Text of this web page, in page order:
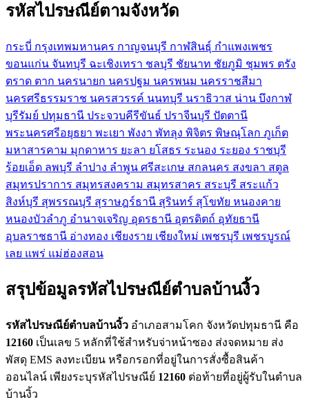
รหัสไปรษณีย์ตามจังหวัด
กระบี่ กรุงเทพมหานคร กาญจนบุรี กาฬสินธุ์ กำแพงเพชร
ขอนแก่น จันทบุรี ฉะเชิงเทรา ชลบุรี ชัยนาท ชัยภูมิ ชุมพร ตรัง
ตราด ตาก นครนายก นครปฐม นครพนม นครราชสีมา
นครศรีธรรมราช นครสวรรค์ นนทบุรี นราธิวาส น่าน บึงกาฬ
บุรีรัมย์ ปทุมธานี ประจวบคีรีขันธ์ ปราจีนบุรี ปัตตานี
พระนครศรีอยุธยา พะเยา พังงา พัทลุง พิจิตร พิษณุโลก ภูเก็ต
มหาสารคาม มุกดาหาร ยะลา ยโสธร ระนอง ระยอง ราชบุรี
ร้อยเอ็ด ลพบุรี ลำปาง ลำพูน ศรีสะเกษ สกลนคร สงขลา สตูล
สมุทรปราการ สมุทรสงคราม สมุทรสาคร สระบุรี สระแก้ว
สิงห์บุรี สุพรรณบุรี สุราษฎร์ธานี สุรินทร์ สุโขทัย หนองคาย
หนองบัวลำภู อำนาจเจริญ อุดรธานี อุตรดิตถ์ อุทัยธานี
อุบลราชธานี อ่างทอง เชียงราย เชียงใหม่ เพชรบุรี เพชรบูรณ์
เลย แพร่ แม่ฮ่องสอน
สรุปข้อมูลรหัสไปรษณีย์ตำบลบ้านงิ้ว
รหัสไปรษณีย์ตำบลบ้านงิ้ว อำเภอสามโคก จังหวัดปทุมธานี คือ
12160 เป็นเลข 5 หลักที่ใช้สำหรับจ่าหน้าซอง ส่งจดหมาย ส่ง
พัสดุ EMS ลงทะเบียน หรือกรอกที่อยู่ในการสั่งซื้อสินค้า
ออนไลน์ เพียงระบุรหัสไปรษณีย์ 12160 ต่อท้ายที่อยู่ผู้รับในตำบล
บ้านงิ้ว